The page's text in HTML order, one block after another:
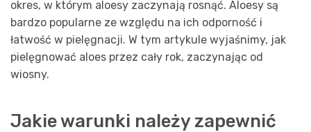
okres, w którym aloesy zaczynają rosnąć. Aloesy są
bardzo popularne ze względu na ich odporność i
łatwość w pielęgnacji. W tym artykule wyjaśnimy, jak
pielęgnować aloes przez cały rok, zaczynając od
wiosny.
Jakie warunki należy zapewnić